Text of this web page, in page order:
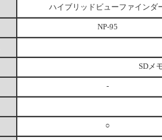
ハイブリッドビューファインダ
NP-95
SDメ
-
○